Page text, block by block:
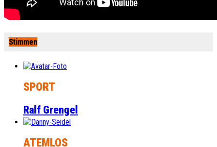
Stimmen
SPORT
Ralf Grengel
ATEMLOS